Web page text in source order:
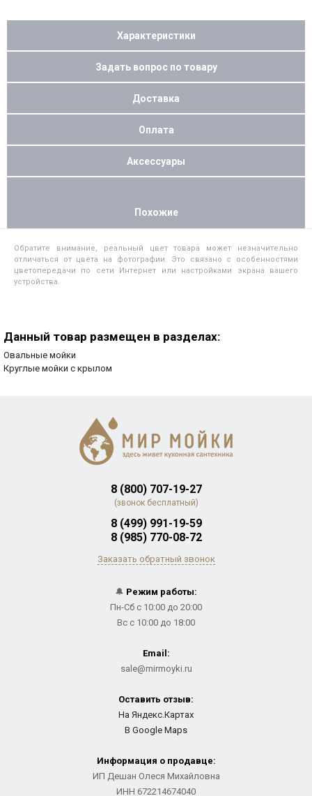
Характеристики
Задать вопрос по товару
Доставка
Оплата
Аксессуары
Похожие
Обратите внимание, реальный цвет товара может незначительно
отличаться от цвета на фотографии. Это связано с особенностями
цветопередачи по сети Интернет или настройками экрана вашего
устройства.
Данный товар размещен в разделах:
Овальные мойки
Круглые мойки с крылом
8 (800) 707-19-27
(звонок бесплатный)
8 (499) 991-19-59
8 (985) 770-08-72
Заказать обратный звонок
🔔 Режим работы:
Пн-Сб с 10:00 до 20:00
Вс с 10:00 до 18:00
Email:
sale@mirmoyki.ru
Оставить отзыв:
На Яндекс.Картах
В Google Maps
Информация о продавце:
ИП Дешан Олеся Михайловна
ИНН 672214674040